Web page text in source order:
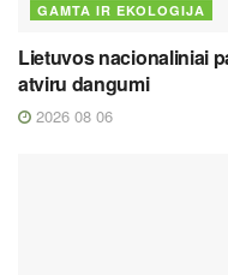
GAMTA IR EKOLOGIJA
Lietuvos nacionaliniai
atviru dangumi
2026 08 06